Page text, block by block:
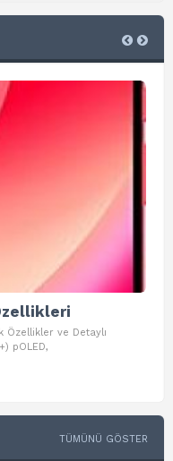
Özellikler ve Detaylı
pOLED,
TÜMÜNÜ GÖSTER